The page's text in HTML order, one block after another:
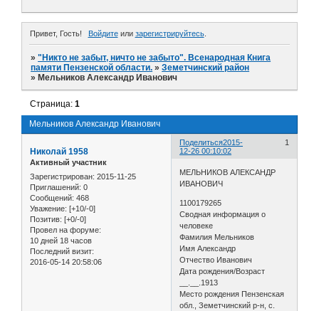
Привет, Гость! Войдитеили зарегистрируйтесь.
»"Никто не забыт, ничто не забыто". Всенародная Книга
памяти Пензенской области. »Земетчинский район
» Мельников Александр Иванович
Мельников Александр Иванович
Страница:1
Поделиться 1
2015-
12-26 00:10:02
Николай 1958
Активный участник
Зарегистрирован: 2015-11-25
Приглашений: 0
Сообщений: 468
Уважение: [+10/-0]
Позитив: [+0/-0]
Провел на форуме:
10 дней 18 часов
Последний визит:
2016-05-14 20:58:06
МЕЛЬНИКОВ АЛЕКСАНДР
ИВАНОВИЧ
1100179265
Сводная информация о
человеке
Фамилия Мельников
Имя Александр
Отчество Иванович
Дата рождения/Возраст
__.__.1913
Место рождения Пензенская
обл., Земетчинский р-н, с.